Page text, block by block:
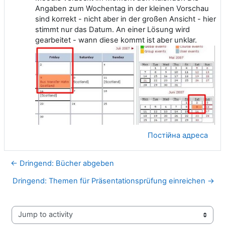
Angaben zum Wochentag in der kleinen Vorschau
sind korrekt - nicht aber in der großen Ansicht - hier
stimmt nur das Datum. An einer Lösung wird
gearbeitet - wann diese kommt ist aber unklar.
Постійна адреса
← Dringend: Bücher abgeben
Dringend: Themen für Präsentationsprüfung einreichen →
Jump to activity